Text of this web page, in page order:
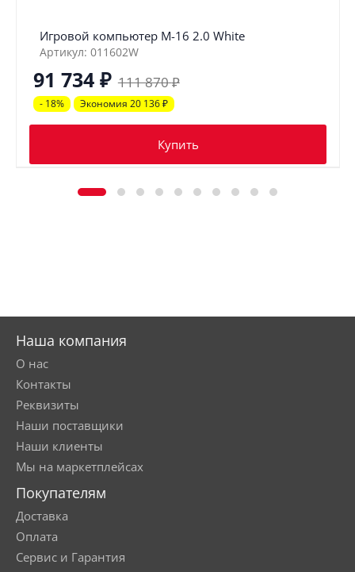
Игровой компьютер М-16 2.0 White
Артикул: 011602W
91 734 ₽ 111 870₽
- 18% Экономия 20 136₽
Купить
Наша компания
О нас
Контакты
Реквизиты
Наши поставщики
Наши клиенты
Мы на маркетплейсах
Покупателям
Доставка
Оплата
Сервис и Гарантия